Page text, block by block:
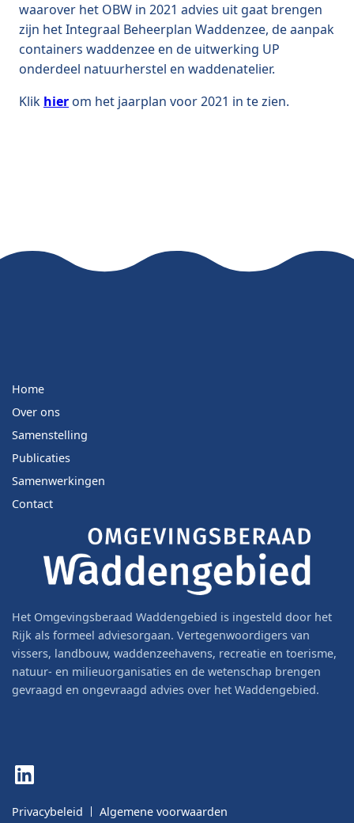
waarover het OBW in 2021 advies uit gaat brengen
zijn het Integraal Beheerplan Waddenzee, de aanpak
containers waddenzee en de uitwerking UP
onderdeel natuurherstel en waddenatelier.
Klik hierom het jaarplan voor 2021 in te zien.
Home
Over ons
Samenstelling
Publicaties
Samenwerkingen
Contact
Het Omgevingsberaad Waddengebied is ingesteld door het
Rijk als formeel adviesorgaan. Vertegenwoordigers van
vissers, landbouw, waddenzeehavens, recreatie en toerisme,
natuur- en milieuorganisaties en de wetenschap brengen
gevraagd en ongevraagd advies over het Waddengebied.
LinkedIn
Privacybeleid Algemene voorwaarden